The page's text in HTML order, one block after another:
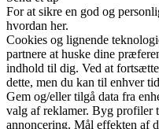
For at sikre en god og
hvordan her.
Cookies og lignende
partnere at huske dine
indhold til dig. Ved at
dette, men du kan til enhver
Gem og/eller tilgå data fra
valg af reklamer. Byg profiler
annoncering. Mål effekten af